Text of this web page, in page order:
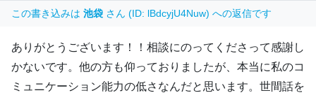
この書き込みは 池袋 さん (ID: lBdcyjU4Nuw) への返信です
ありがとうございます！！相談にのってくださって感謝し
かないです。他の方も仰っておりましたが、本当に私のコ
ミュニケーション能力の低さなんだと思います。世間話を